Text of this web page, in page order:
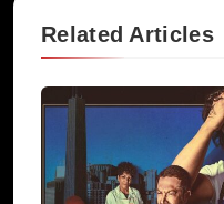
Related Articles